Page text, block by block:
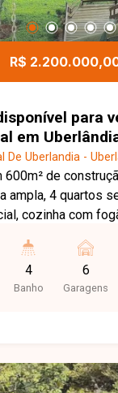
com conforto
em contato e
este incrível imóvel.
R$
para
em
De Uberlandia -
600m² de
ampla, 4 quartos
cozinha com
pomar com
de madeira e
aquecida e
4
Banho
6
Garagens